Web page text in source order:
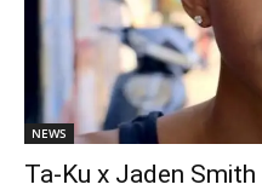
NEWS
Ta-Ku x Jaden